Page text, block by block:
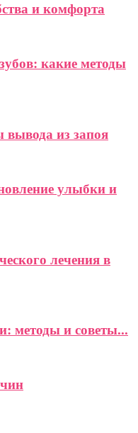
и комфорта
какие методы
из запоя
улыбки и
лечения в
методы и советы...